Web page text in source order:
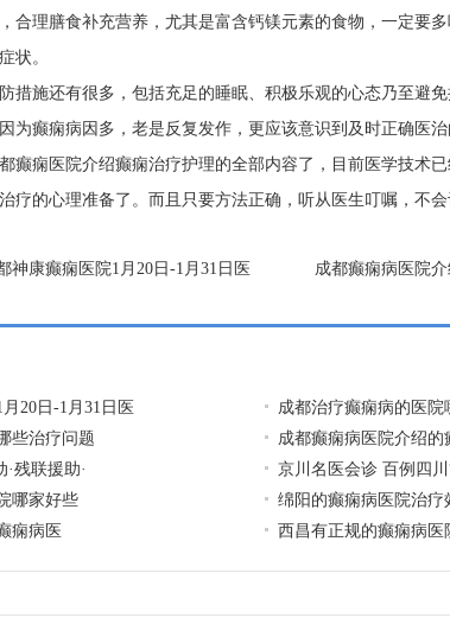
合理膳食补充营养，尤其是富含钙镁元素的食物，一定要
状。
措施还有很多，包括充足的睡眠、积极乐观的心态乃至避
为癫痫病因多，老是反复发作，更应该意识到及时正确医治
癫痫医院介绍癫痫治疗护理的全部内容了，目前医学技术
疗的心理准备了。而且只要方法正确，听从医生叮嘱，不会
神康癫痫医院1月20日-1月31日医
成都癫痫病医院
20日-1月31日医
成都治疗癫痫病的医院
些治疗问题
成都癫痫病医院介绍的
·残联援助·
京川名医会诊 百例四川
哪家好些
绵阳的癫痫病医院治疗
痫病医
西昌有正规的癫痫病医